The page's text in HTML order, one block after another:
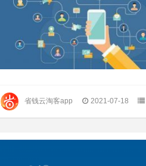
省钱云淘客app 2021-07-18